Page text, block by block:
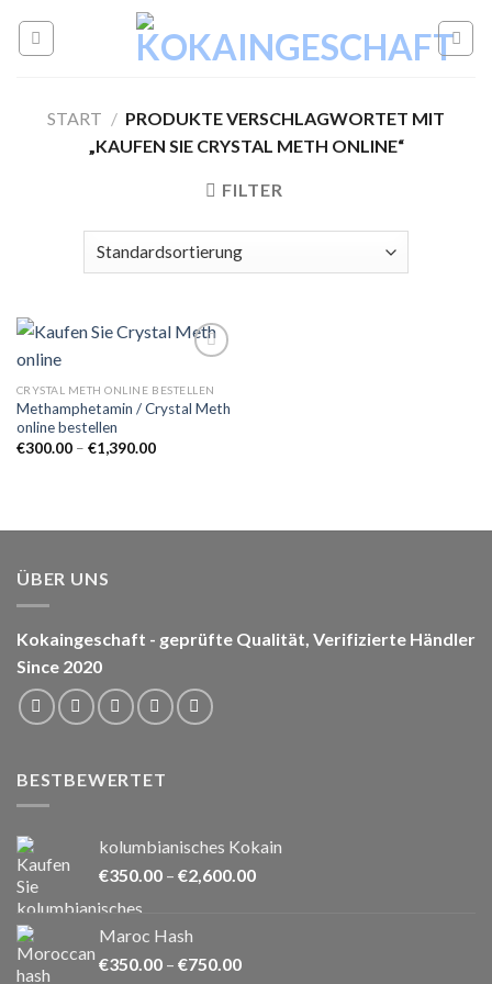
START / PRODUKTE VERSCHLAGWORTET MIT
„KAUFEN SIE CRYSTAL METH ONLINE“
FILTER
Add to
CRYSTAL METH ONLINE BESTELLEN
Methamphetamin / Crystal Meth
online bestellen
€300.00 – €1,390.00Preisspanne:
ÜBER UNS
Kokaingeschaft - geprüfte Qualität, Verifizierte Händler
Since 2020
BESTBEWERTET
kolumbianisches Kokain
€350.00 – €2,600.00Preisspanne:
Maroc Hash
€350.00 – €750.00Preisspanne: